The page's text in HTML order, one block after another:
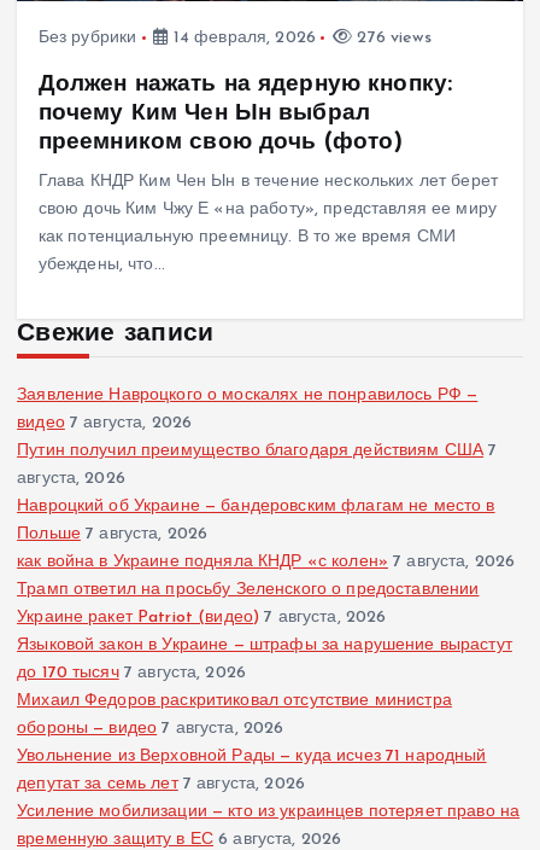
Без рубрики 14 февраля, 2026 276 views
Должен нажать на ядерную кнопку:
почему Ким Чен Ын выбрал
преемником свою дочь (фото)
Глава КНДР Ким Чен Ын в течение нескольких лет берет
свою дочь Ким Чжу Е «на работу», представляя ее миру
как потенциальную преемницу. В то же время СМИ
убеждены, что…
Свежие записи
Заявление Навроцкого о москалях не понравилось РФ —
видео 7 августа, 2026
Путин получил преимущество благодаря действиям США 7
августа, 2026
Навроцкий об Украине — бандеровским флагам не место в
Польше 7 августа, 2026
как война в Украине подняла КНДР «с колен» 7 августа, 2026
Трамп ответил на просьбу Зеленского о предоставлении
Украине ракет Patriot (видео) 7 августа, 2026
Языковой закон в Украине — штрафы за нарушение вырастут
до 170 тысяч 7 августа, 2026
Михаил Федоров раскритиковал отсутствие министра
обороны — видео 7 августа, 2026
Увольнение из Верховной Рады — куда исчез 71 народный
депутат за семь лет 7 августа, 2026
Усиление мобилизации — кто из украинцев потеряет право на
временную защиту в ЕС 6 августа, 2026